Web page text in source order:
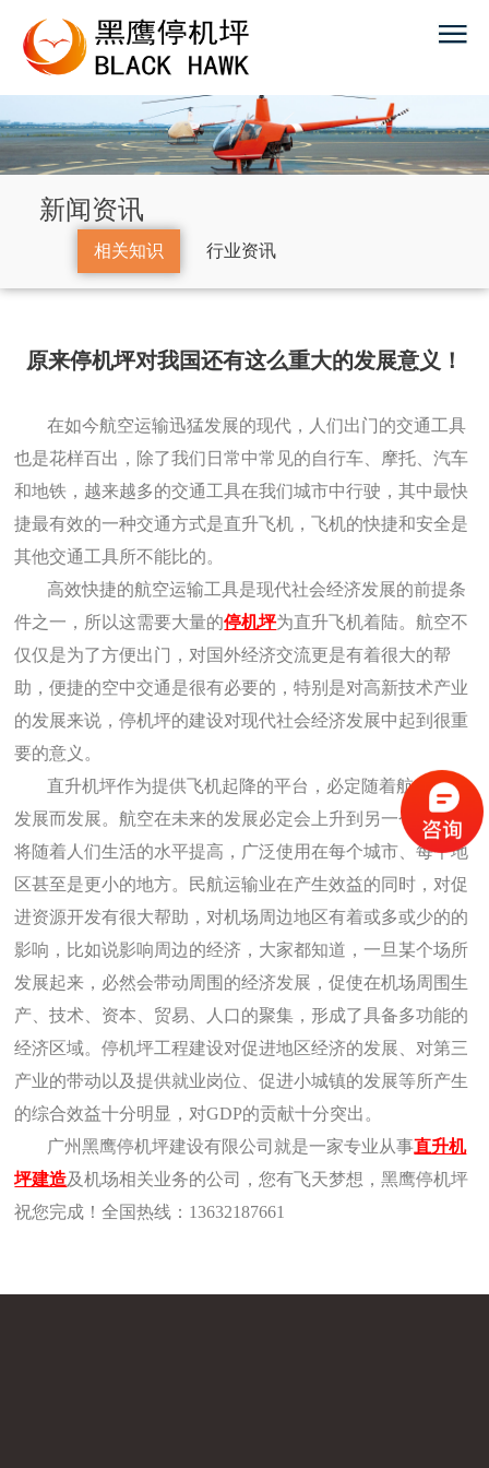
新闻资讯
相关知识 行业资讯
原来停机坪对我国还有这么重大的发展意义！
在如今航空运输迅猛发展的现代，人们出门的交通工具
也是花样百出，除了我们日常中常见的自行车、摩托、汽车
和地铁，越来越多的交通工具在我们城市中行驶，其中最快
捷最有效的一种交通方式是直升飞机，飞机的快捷和安全是
其他交通工具所不能比的。
高效快捷的航空运输工具是现代社会经济发展的前提条
件之一，所以这需要大量的停机坪为直升飞机着陆。航空不
仅仅是为了方便出门，对国外经济交流更是有着很大的帮
助，便捷的空中交通是很有必要的，特别是对高新技术产业
的发展来说，停机坪的建设对现代社会经济发展中起到很重
要的意义。
直升机坪作为提供飞机起降的平台，必定随着航空业的
发展而发展。航空在未来的发展必定会上升到另一个境界，
将随着人们生活的水平提高，广泛使用在每个城市、每个地
区甚至是更小的地方。民航运输业在产生效益的同时，对促
进资源开发有很大帮助，对机场周边地区有着或多或少的的
影响，比如说影响周边的经济，大家都知道，一旦某个场所
发展起来，必然会带动周围的经济发展，促使在机场周围生
产、技术、资本、贸易、人口的聚集，形成了具备多功能的
经济区域。停机坪工程建设对促进地区经济的发展、对第三
产业的带动以及提供就业岗位、促进小城镇的发展等所产生
的综合效益十分明显，对GDP的贡献十分突出。
广州黑鹰停机坪建设有限公司就是一家专业从事直升机
坪建造及机场相关业务的公司，您有飞天梦想，黑鹰停机坪
祝您完成！全国热线：13632187661